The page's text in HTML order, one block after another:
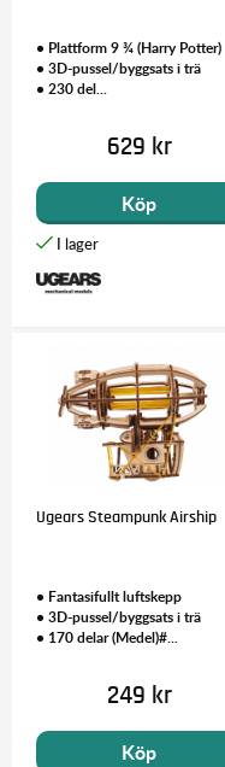
• Plattform 9 ¾ (Harry Potter)
• 3D-pussel/byggsats i trä
• 230 del...
629 kr
Köp
Ugears Steampunk Airship
• Fantasifullt luftskepp
• 3D-pussel/byggsats i trä
• 170 delar (Medel)#...
249 kr
Köp